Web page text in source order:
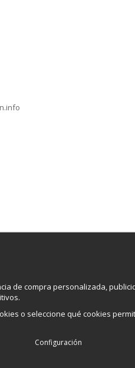
Wikinggruppen får du en komplett
professionell och unik design
e-post, statistik mm..
de compra personalizada,
o seleccione qué cookies
Configuración